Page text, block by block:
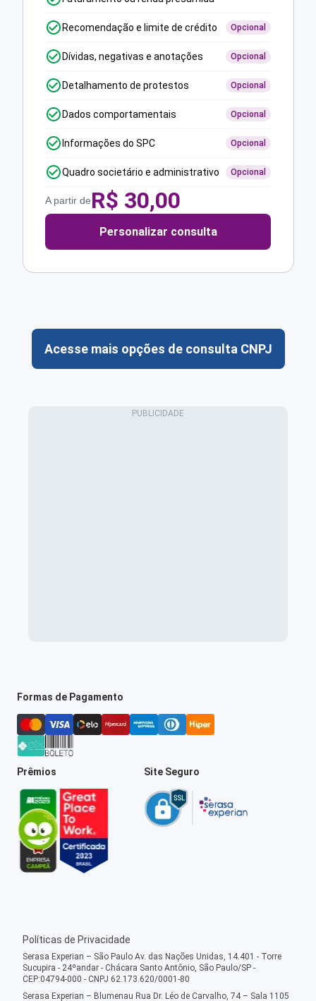
Recomendação e limite de crédito Opcional
Dívidas, negativas e anotações Opcional
Detalhamento de protestos Opcional
Dados comportamentais Opcional
Informações do SPC Opcional
Quadro societário e administrativo Opcional
A partir deR$ 30,00
Personalizar consulta
Acesse mais opções de consulta CNPJ
Formas de Pagamento
Prêmios Site Seguro
Políticas de Privacidade
Serasa Experian – São Paulo Av. das Nações Unidas, 14.401 - Torre
Sucupira - 24ºandar - Chácara Santo Antônio, São Paulo/SP -
CEP:04794-000 - CNPJ 62.173.620/0001-80
Serasa Experian – Blumenau Rua Dr. Léo de Carvalho, 74 – Sala 1105